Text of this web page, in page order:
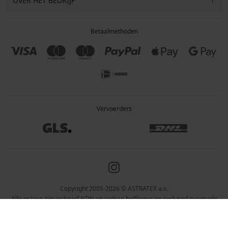
Betaalmethoden
Vervoerders
Copyright 2005-2026 © ASTRATEX a.s.
Alle prijzen zijn inclusief BTW en andere heffingen en exclusief eventuele